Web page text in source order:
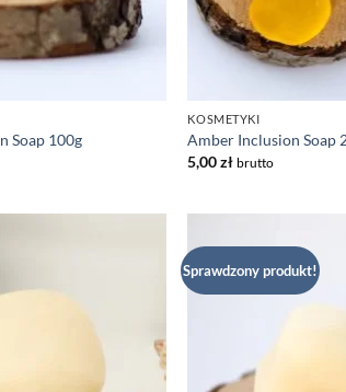
Soap 100g
KOSMETYKI
Amber Inclusion Soap
5,00zł brutto
Sprawdzony produkt!